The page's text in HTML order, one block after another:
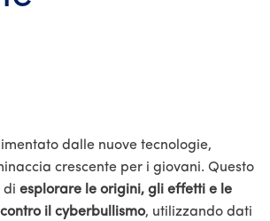
dalle nuove tecnologie,
crescente per i giovani. Questo
diesplorare le origini, gli effetti e le
il cyberbullismo, utilizzando dati